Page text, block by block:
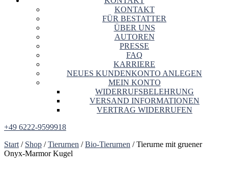
KONTAKT
FÜR BESTATTER
ÜBER UNS
AUTOREN
PRESSE
FAQ
KARRIERE
NEUES KUNDENKONTO ANLEGEN
MEIN KONTO
WIDERRUFSBELEHRUNG
VERSAND INFORMATIONEN
VERTRAG WIDERRUFEN
+49 6222-9599918
Start / Shop /Tierurnen /Bio-Tierurnen / Tierurne mit gruener
Onyx-Marmor Kugel